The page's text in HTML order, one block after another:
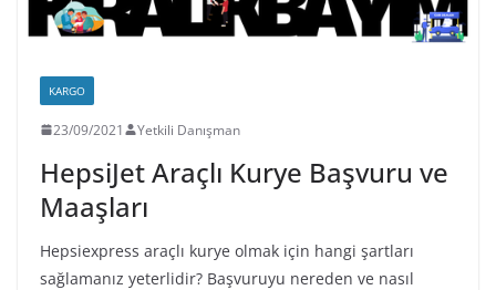
KARGO
23/09/2021 Yetkili Danışman
HepsiJet Araçlı Kurye Başvuru ve
Maaşları
Hepsiexpress araçlı kurye olmak için hangi şartları
sağlamanız yeterlidir? Başvuruyu nereden ve nasıl